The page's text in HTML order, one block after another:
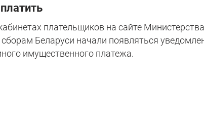
плательщиков на сайте
Беларуси начали появляться
имущественного платежа.